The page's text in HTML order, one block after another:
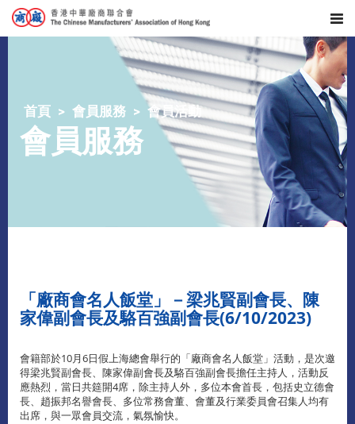
首頁 會員服務 會員活動
會員服務
「廠商會名人飯堂」－梁兆賢副會長、陳
家偉副會長及駱百強副會長(6/10/2023)
會籍部於10月6日假上海總會舉行的「廠商會名人飯堂」活動，是次邀
得梁兆賢副會長、陳家偉副會長及駱百強副會長擔任主持人，活動反
應熱烈，當日共筵開4席，除主持人外，多位本會首長，包括史立德會
長、趙振邦名譽會長、多位常務會董、會董及行業委員會召集人均有
出席，與一眾會員交流，氣氛愉快。